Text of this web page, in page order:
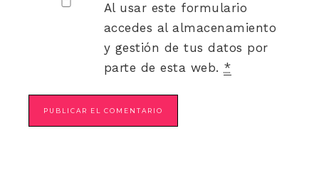
Al usar este formulario
accedes al almacenamiento
y gestión de tus datos por
parte de esta web. *